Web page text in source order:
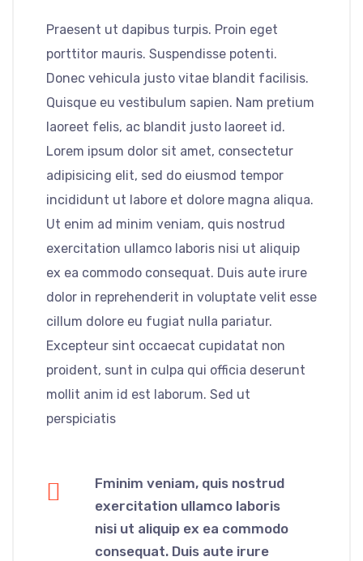
Praesent ut dapibus turpis. Proin eget
porttitor mauris. Suspendisse potenti.
Donec vehicula justo vitae blandit facilisis.
Quisque eu vestibulum sapien. Nam pretium
laoreet felis, ac blandit justo laoreet id.
Lorem ipsum dolor sit amet, consectetur
adipisicing elit, sed do eiusmod tempor
incididunt ut labore et dolore magna aliqua.
Ut enim ad minim veniam, quis nostrud
exercitation ullamco laboris nisi ut aliquip
ex ea commodo consequat. Duis aute irure
dolor in reprehenderit in voluptate velit esse
cillum dolore eu fugiat nulla pariatur.
Excepteur sint occaecat cupidatat non
proident, sunt in culpa qui officia deserunt
mollit anim id est laborum. Sed ut
perspiciatis
Fminim veniam, quis nostrud
exercitation ullamco laboris
nisi ut aliquip ex ea commodo
consequat. Duis aute irure